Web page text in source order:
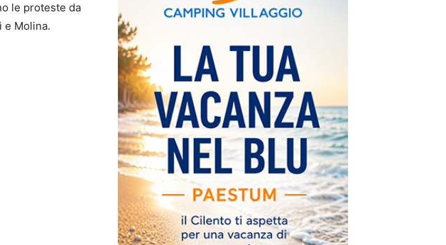
le proteste da
e Molina.